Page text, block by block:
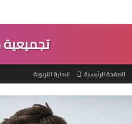
تجميعية
الصفحة الرئيسية الادارة التربوية